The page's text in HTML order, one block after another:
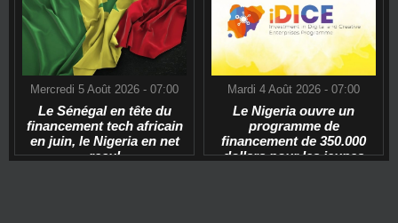
Mercredi 5 Août 2026 - 07:00
Le Sénégal en tête du
financement tech africain
en juin, le Nigeria en net
recul
Mardi 4 Août 2026 - 07:00
Le Nigeria ouvre un
programme de
financement de 350.000
dollars pour les jeunes